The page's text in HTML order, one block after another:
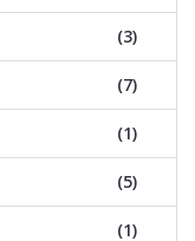
(3)
(7)
(1)
(5)
(1)